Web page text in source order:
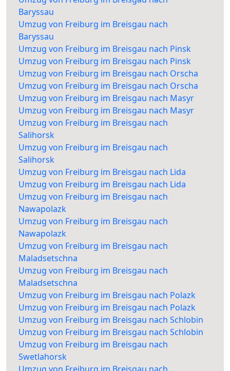
Baryssau
Umzug von Freiburg im Breisgau nach
Baryssau
Umzug von Freiburg im Breisgau nach Pinsk
Umzug von Freiburg im Breisgau nach Pinsk
Umzug von Freiburg im Breisgau nach Orscha
Umzug von Freiburg im Breisgau nach Orscha
Umzug von Freiburg im Breisgau nach Masyr
Umzug von Freiburg im Breisgau nach Masyr
Umzug von Freiburg im Breisgau nach
Salihorsk
Umzug von Freiburg im Breisgau nach
Salihorsk
Umzug von Freiburg im Breisgau nach Lida
Umzug von Freiburg im Breisgau nach Lida
Umzug von Freiburg im Breisgau nach
Nawapolazk
Umzug von Freiburg im Breisgau nach
Nawapolazk
Umzug von Freiburg im Breisgau nach
Maladsetschna
Umzug von Freiburg im Breisgau nach
Maladsetschna
Umzug von Freiburg im Breisgau nach Polazk
Umzug von Freiburg im Breisgau nach Polazk
Umzug von Freiburg im Breisgau nach Schlobin
Umzug von Freiburg im Breisgau nach Schlobin
Umzug von Freiburg im Breisgau nach
Swetlahorsk